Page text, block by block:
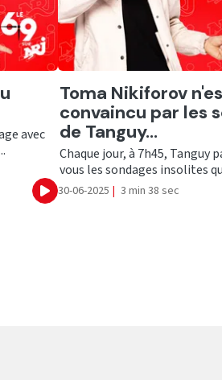
avec
Ecouter
Ecouter
Toma Nikiforov
convaincu par les
de Tanguy...
Chaque jour, à 7h45, Tanguy
vous les sondages insolites
30-06-2025 | 3 min 38 sec